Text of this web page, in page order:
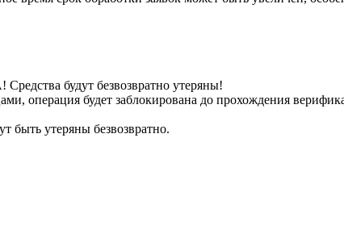
будут безвозвратно утеряны!
операция будет заблокирована до прохождения
быть утеряны безвозвратно.